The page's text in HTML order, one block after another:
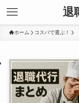
退
ホーム コスパで選ぶ！